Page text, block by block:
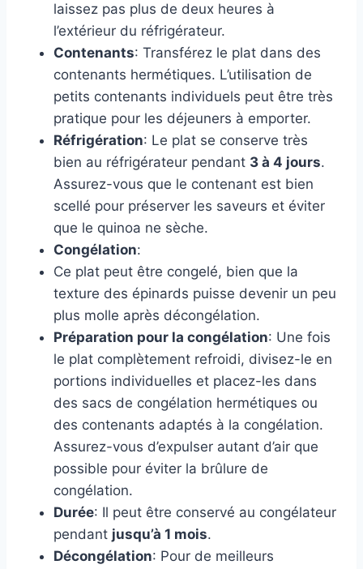
laissez pas plus de deux heures à
l’extérieur du réfrigérateur.
Contenants: Transférez le plat dans des
contenants hermétiques. L’utilisation de
petits contenants individuels peut être très
pratique pour les déjeuners à emporter.
Réfrigération: Le plat se conserve très
bien au réfrigérateur pendant 3 à 4 jours.
Assurez-vous que le contenant est bien
scellé pour préserver les saveurs et éviter
que le quinoa ne sèche.
Congélation:
Ce plat peut être congelé, bien que la
texture des épinards puisse devenir un peu
plus molle après décongélation.
Préparation pour la congélation: Une fois
le plat complètement refroidi, divisez-le en
portions individuelles et placez-les dans
des sacs de congélation hermétiques ou
des contenants adaptés à la congélation.
Assurez-vous d’expulser autant d’air que
possible pour éviter la brûlure de
congélation.
Durée: Il peut être conservé au congélateur
pendant jusqu’à 1 mois.
Décongélation: Pour de meilleurs